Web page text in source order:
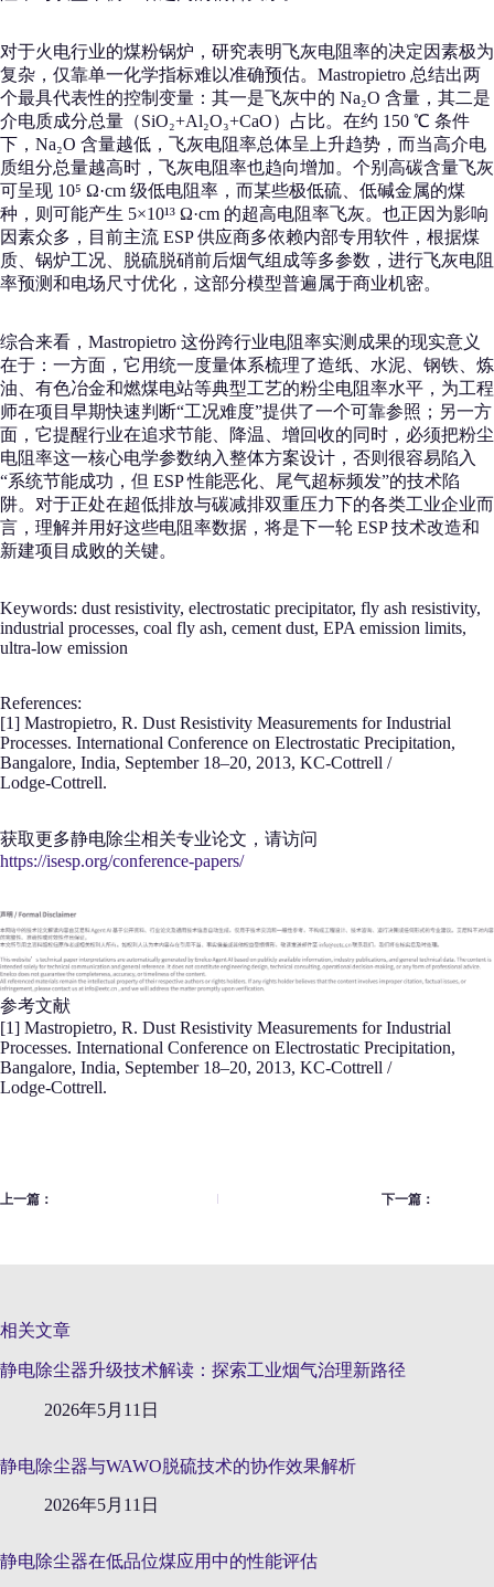
对于火电行业的煤粉锅炉，研究表明飞灰电阻率的决定因素极为
复杂，仅靠单一化学指标难以准确预估。Mastropietro 总结出两
个最具代表性的控制变量：其一是飞灰中的 Na₂O 含量，其二是
介电质成分总量（SiO₂+Al₂O₃+CaO）占比。在约 150 ℃ 条件
下，Na₂O 含量越低，飞灰电阻率总体呈上升趋势，而当高介电
质组分总量越高时，飞灰电阻率也趋向增加。个别高碳含量飞灰
可呈现 10⁵ Ω·cm 级低电阻率，而某些极低硫、低碱金属的煤
种，则可能产生 5×10¹³ Ω·cm 的超高电阻率飞灰。也正因为影响
因素众多，目前主流 ESP 供应商多依赖内部专用软件，根据煤
质、锅炉工况、脱硫脱硝前后烟气组成等多参数，进行飞灰电阻
率预测和电场尺寸优化，这部分模型普遍属于商业机密。
综合来看，Mastropietro 这份跨行业电阻率实测成果的现实意义
在于：一方面，它用统一度量体系梳理了造纸、水泥、钢铁、炼
油、有色冶金和燃煤电站等典型工艺的粉尘电阻率水平，为工程
师在项目早期快速判断“工况难度”提供了一个可靠参照；另一方
面，它提醒行业在追求节能、降温、增回收的同时，必须把粉尘
电阻率这一核心电学参数纳入整体方案设计，否则很容易陷入
“系统节能成功，但 ESP 性能恶化、尾气超标频发”的技术陷
阱。对于正处在超低排放与碳减排双重压力下的各类工业企业而
言，理解并用好这些电阻率数据，将是下一轮 ESP 技术改造和
新建项目成败的关键。
Keywords: dust resistivity, electrostatic precipitator, fly ash resistivity,
industrial processes, coal fly ash, cement dust, EPA emission limits,
ultra-low emission
References:
[1] Mastropietro, R. Dust Resistivity Measurements for Industrial
Processes. International Conference on Electrostatic Precipitation,
Bangalore, India, September 18–20, 2013, KC‑Cottrell /
Lodge‑Cottrell.
获取更多静电除尘相关专业论文，请访问
https://isesp.org/conference-papers/
参考文献
[1] Mastropietro, R. Dust Resistivity Measurements for Industrial
Processes. International Conference on Electrostatic Precipitation,
Bangalore, India, September 18–20, 2013, KC‑Cottrell /
Lodge‑Cottrell.
上一篇： 下一篇：
相关文章
静电除尘器升级技术解读：探索工业烟气治理新路径
2026年5月11日
静电除尘器与WAWO脱硫技术的协作效果解析
2026年5月11日
静电除尘器在低品位煤应用中的性能评估